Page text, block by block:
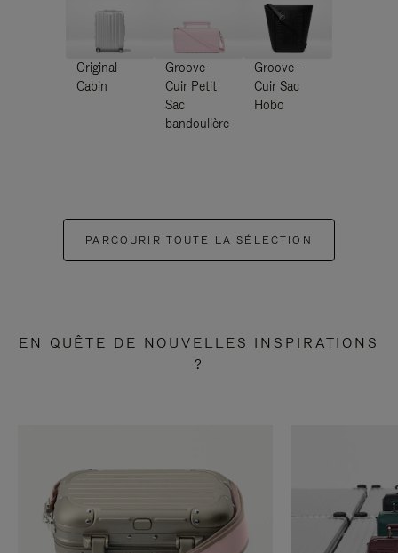
Original
Cabin
Groove -
Cuir Petit
Sac
bandoulière
Groove -
Cuir Sac
Hobo
PARCOURIR TOUTE LA SÉLECTION
EN QUÊTE DE NOUVELLES INSPIRATIONS
?